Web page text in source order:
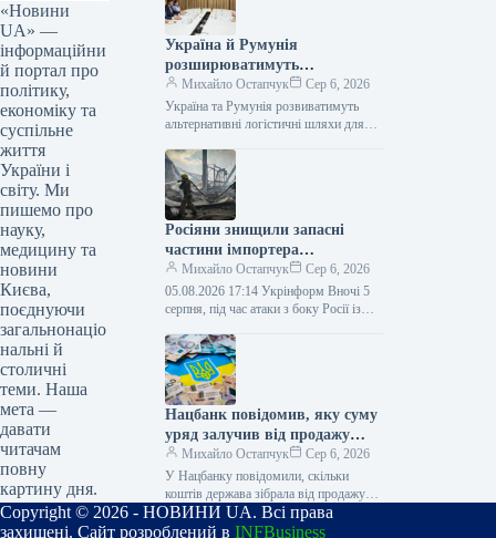
«Новини
UA» —
інформаційни
й портал про
політику,
економіку та
суспільне
життя
України і
світу. Ми
пишемо про
науку,
медицину та
новини
Києва,
поєднуючи
загальнонаціо
нальні й
столичні
теми. Наша
мета —
давати
читачам
повну
картину дня.
Україна й Румунія
розширюватимуть
альтернативні шляхи
поставок для експорту
сільськогосподарської
Михайло Остапчук
Сер 6, 2026
Україна та Румунія розвиватимуть
альтернативні логістичні шляхи для
продукції 05.08.2026 16:14 Укрінформ
Україна та Румунія працюють над
розширенням…
Росіяни знищили запасні
частини імпортера
автомобілів двох брендів
Михайло Остапчук
Сер 6, 2026
05.08.2026 17:14 Укрінформ Вночі 5
серпня, під час атаки з боку Росії із
зруйновано склад…
Нацбанк повідомив, яку суму
уряд залучив від продажу
ОВДП з початку року
Михайло Остапчук
Сер 6, 2026
У Нацбанку повідомили, скільки
коштів держава зібрала від продажу
ОВДП від початку поточного року
05.08.2026 17:14 Укрінформ Від
Copyright © 2026 - НОВИНИ UA. Всі права
захищені. Сайт розроблений в INFBusiness